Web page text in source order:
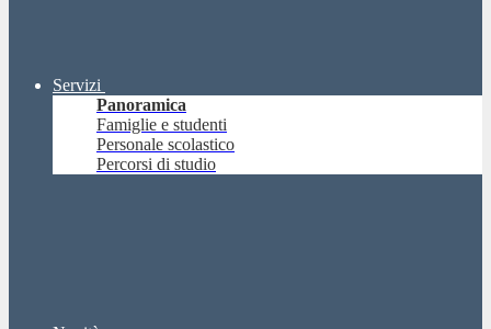
Servizi
Panoramica
Famiglie e studenti
Personale scolastico
Percorsi di studio